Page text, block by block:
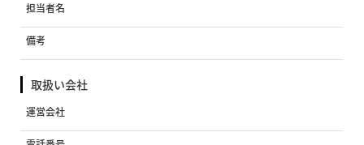
担当者名
備考
取扱い会社
運営会社